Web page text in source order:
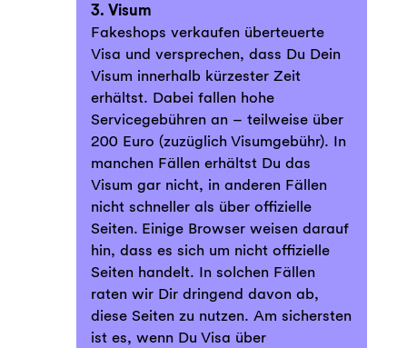
3. Visum
Fakeshops verkaufen überteuerte
Visa und versprechen, dass Du Dein
Visum innerhalb kürzester Zeit
erhältst. Dabei fallen hohe
Servicegebühren an – teilweise über
200 Euro (zuzüglich Visumgebühr). In
manchen Fällen erhältst Du das
Visum gar nicht, in anderen Fällen
nicht schneller als über offizielle
Seiten. Einige Browser weisen darauf
hin, dass es sich um nicht offizielle
Seiten handelt. In solchen Fällen
raten wir Dir dringend davon ab,
diese Seiten zu nutzen. Am sichersten
ist es, wenn Du Visa über